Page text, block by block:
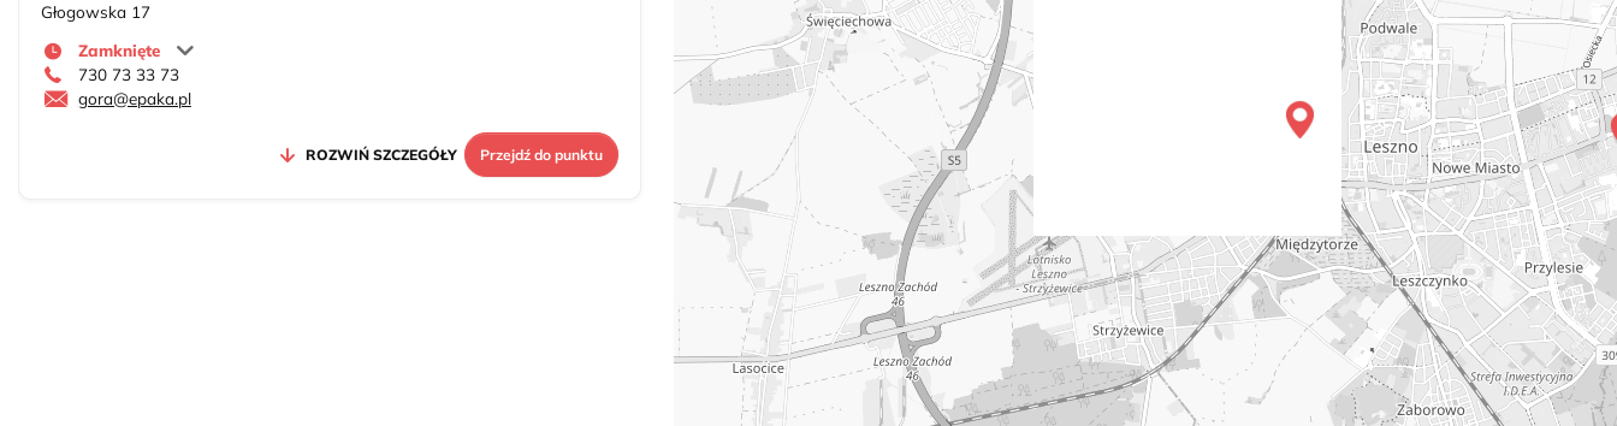
Głogowska 17
Zamknięte
730 73 33 73
gora@epaka.pl
ROZWIŃ SZCZEGÓŁY Przejdź do punktu